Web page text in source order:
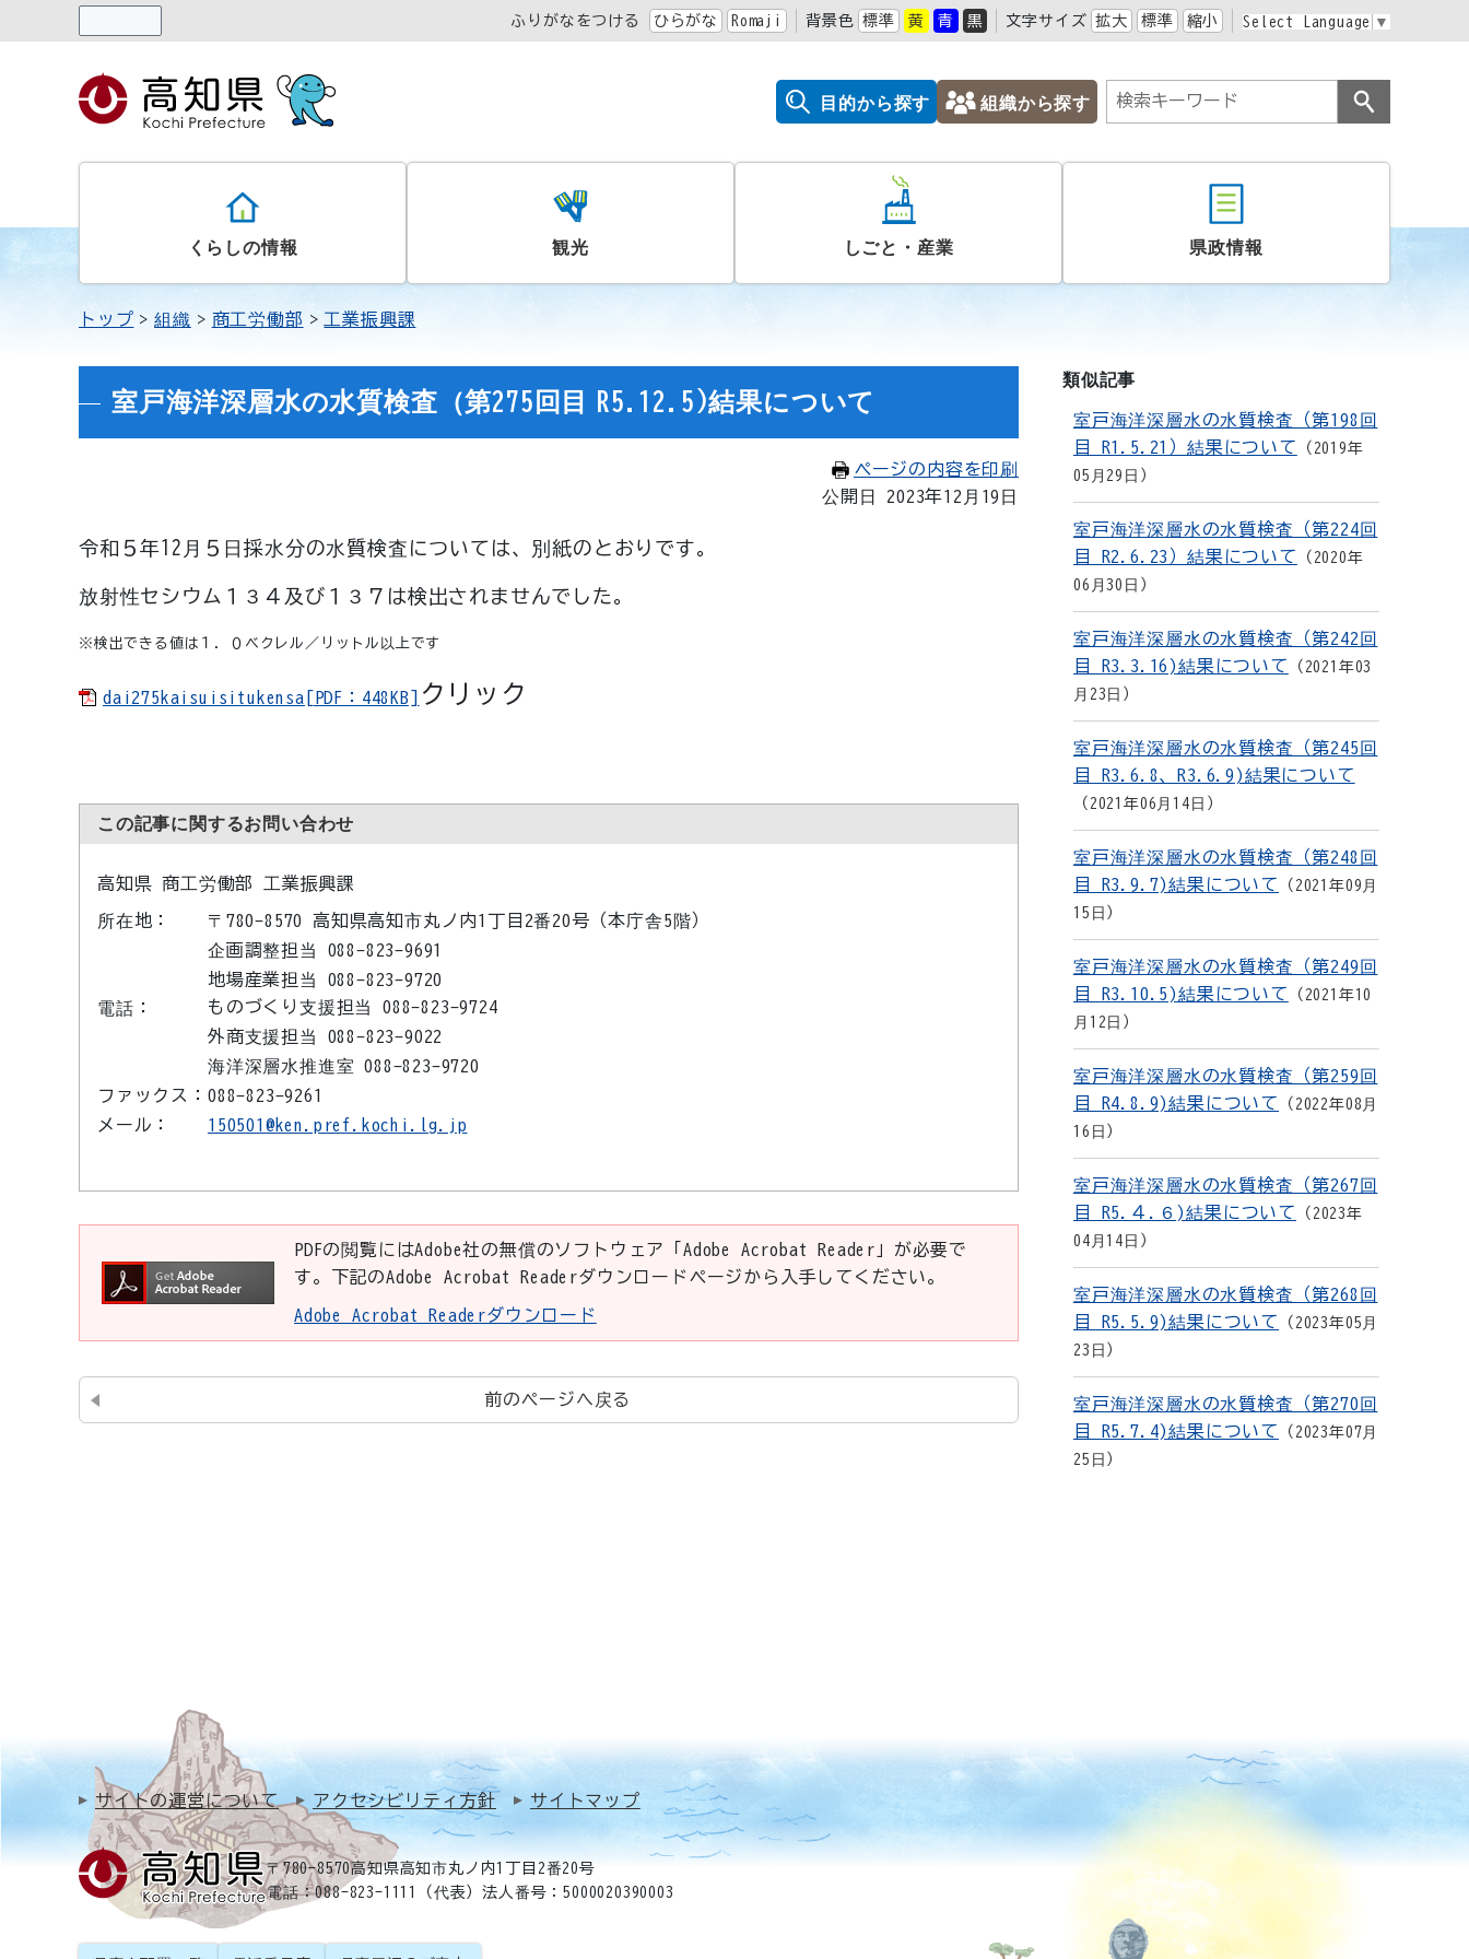
ふりがなをつける ひらがな Romaji 背景色 標準 黄 青 黒 文字サイズ 拡大 標準 縮小 Select Language ▼
目的から探す 組織から探す
くらしの情報 観光 しごと・産業 県政情報
トップ 組織 商工労働部 工業振興課
室戸海洋深層水の水質検査（第275回目 R5.12.5)結果について
ページの内容を印刷
公開日 2023年12月19日
令和５年12月５日採水分の水質検査については、別紙のとおりです。
放射性セシウム１３４及び１３７は検出されませんでした。
※検出できる値は１．０ベクレル／リットル以上です
dai275kaisuisitukensa[PDF：448KB] クリック
この記事に関するお問い合わせ
高知県 商工労働部 工業振興課
所在地： 〒780-8570 高知県高知市丸ノ内1丁目2番20号（本庁舎5階）
電話：
企画調整担当 088-823-9691
地場産業担当 088-823-9720
ものづくり支援担当 088-823-9724
外商支援担当 088-823-9022
海洋深層水推進室 088-823-9720
ファックス： 088-823-9261
メール：
150501@ken.pref.kochi.lg.jp
PDFの閲覧にはAdobe社の無償のソフトウェア「Adobe Acrobat Reader」が必要で
す。下記のAdobe Acrobat Readerダウンロードページから入手してください。
Adobe Acrobat Readerダウンロード
前のページへ戻る
類似記事
室戸海洋深層水の水質検査（第198回
目 R1.5.21）結果について
2019年
05月29日
室戸海洋深層水の水質検査（第224回
目 R2.6.23）結果について
2020年
06月30日
室戸海洋深層水の水質検査（第242回
目 R3.3.16)結果について
2021年03
月23日
室戸海洋深層水の水質検査（第245回
目 R3.6.8、R3.6.9)結果について
2021年06月14日
室戸海洋深層水の水質検査（第248回
目 R3.9.7)結果について
2021年09月
15日
室戸海洋深層水の水質検査（第249回
目 R3.10.5)結果について
2021年10
月12日
室戸海洋深層水の水質検査（第259回
目 R4.8.9)結果について
2022年08月
16日
室戸海洋深層水の水質検査（第267回
目 R5.４.６)結果について
2023年
04月14日
室戸海洋深層水の水質検査（第268回
目 R5.5.9)結果について
2023年05月
23日
室戸海洋深層水の水質検査（第270回
目 R5.7.4)結果について
2023年07月
25日
サイトの運営について アクセシビリティ方針 サイトマップ
〒780-8570高知県高知市丸ノ内1丁目2番20号
電話：088-823-1111（代表）法人番号：5000020390003